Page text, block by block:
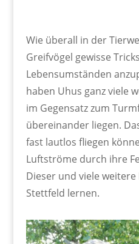
Wie überall in der
Greifvögel gewisse
Lebensumständen
haben Uhus ganz viele
im Gegensatz zum
übereinander liegen.
fast lautlos fliegen
Luftströme durch ihre
Dieser und viele
Stettfeld lernen.